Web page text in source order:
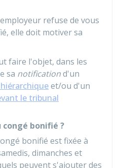
refuse de vous
elle doit motiver sa
faire l'objet, dans les
sa notificationd'un
et/ou d'un
le tribunal
bonifié ?
bonifié est fixée à
dimanches et
peuvent s'ajouter des